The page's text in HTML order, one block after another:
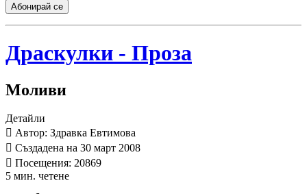
Абонирай се
Драскулки - Проза
Моливи
Детайли
Автор: Здравка Евтимова
Създадена на 30 март 2008
Посещения: 20869
5 мин. четене